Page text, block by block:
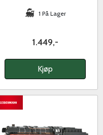
1 På Lager
1.449,-
Kjøp